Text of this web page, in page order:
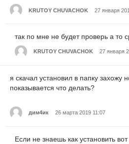
KRUTOY CHUVACHOK 27 января
так по мне не будет проверь а то
KRUTOY CHUVACHOK 27 января
я скачал установил в папку захожу
показывается что делать?
дим4ик 26 марта 2019 11:07
Если не знаешь как установить